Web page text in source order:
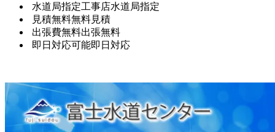
水道局指定工事店水道局指定
見積無料無料見積
出張費無料出張無料
即日対応可能即日対応